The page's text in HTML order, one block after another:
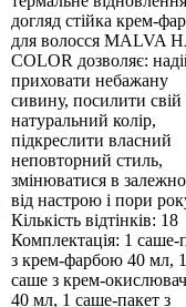
догляд стійка крем-
для волосся MALVA
COLOR дозволяє:
приховати небажану
сивину, посилити свій
натуральний колір,
підкреслити власний
неповторний стиль,
змінюватися в
від настрою і пори
Кількість відтінків: 18
Комплектація: 1 саше-
з крем-фарбою 40 мл, 1
саше з крем-
40 мл, 1 саше-пакет з